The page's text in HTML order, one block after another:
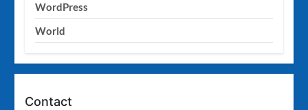
WordPress
World
Contact